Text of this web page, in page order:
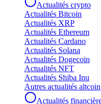
Actualités crypto
Actualités Bitcoin
Actualités XRP
Actualités Ethereum
Actualités Cardano
Actualités Solana
Actualités Dogecoin
Actualités NFT
Actualités Shiba Inu
Autres actualités altcoin
Actualités